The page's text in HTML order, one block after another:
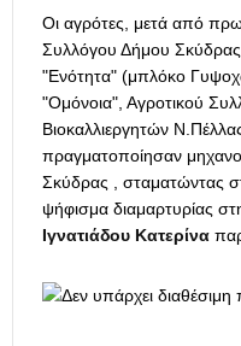
Οι αγρότες, μετά από
Συλλόγου Δήμου
"Ενότητα" (μπλόκο
"Ομόνοια", Αγροτικού
Βιοκαλλιεργητών
πραγματοποίησαν
Σκύδρας , σταματώντας
ψήφισμα διαμαρτυρίας
Ιγνατιάδου Κατερίνα